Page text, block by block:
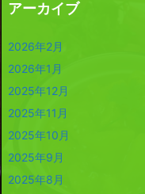
アーカイブ
2026年2月
2026年1月
2025年12月
2025年11月
2025年10月
2025年9月
2025年8月